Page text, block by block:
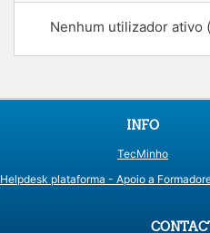
Nenhum utilizador ativo
INFO
TecMinho
Helpdesk plataforma - Apoio a